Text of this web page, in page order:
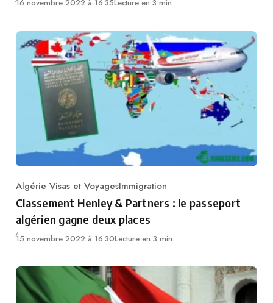
16 novembre 2022 à 16:35Lecture en 3 min
Category
Algérie Visas et VoyagesImmigration
Classement Henley & Partners : le passeport
algérien gagne deux places
15 novembre 2022 à 16:30Lecture en 3 min